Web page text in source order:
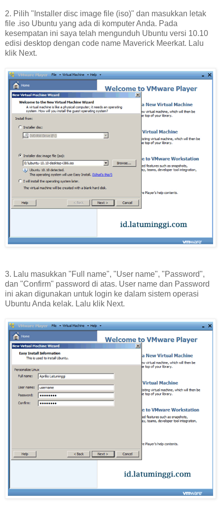
2. Pilih "Installer disc image file (iso)" dan masukkan letak
file .iso Ubuntu yang ada di komputer Anda. Pada
kesempatan ini saya telah mengunduh Ubuntu versi 10.10
edisi desktop dengan code name Maverick Meerkat. Lalu
klik Next.
3. Lalu masukkan "Full name", "User name", "Password",
dan "Confirm" password di atas. User name dan Password
ini akan digunakan untuk login ke dalam sistem operasi
Ubuntu Anda kelak. Lalu klik Next.